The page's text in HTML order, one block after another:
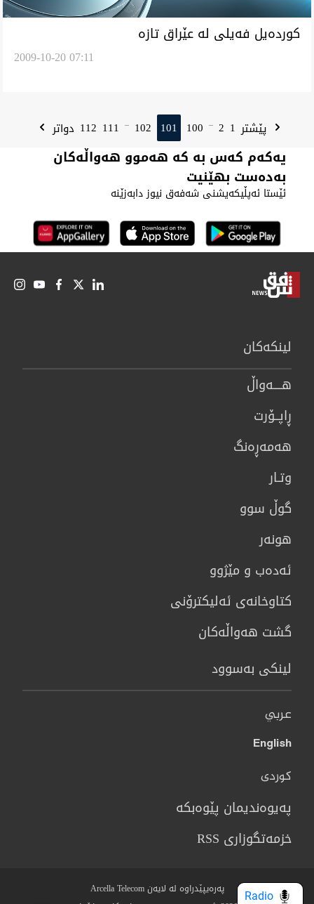
كورده‌يل فه‌يلى له‌ عێراق تازه‌
2009-10-20 07:11
پێشتر 1
2
...
100
101
102
...
111
112 دواتر
یەکەم کەس بە کە هەموو هەواڵەکان
بەدەست بهێنیت
ئێستا ئەپڵیکەیشنی شەفەق نیوز دابەزێنە
لینكەكان
هــــه‌واڵ
ڕاپــۆرت
هه‌مه‌ڕه‌نگ
وتـار
گوڵ سوو
هونه‌ر
ئەدەب و مێژوو
كتاوخانه‌ی ئه‌ليكترۆنی
گشت هەواڵەکان
لینکی بەسوود
عربي
English
کوردی
پەیوەندیمان پێوەبکە
خزمەتگوزاری RSS
پەرەیپێدراوە لە لایەن Arcella Telecom
Radio